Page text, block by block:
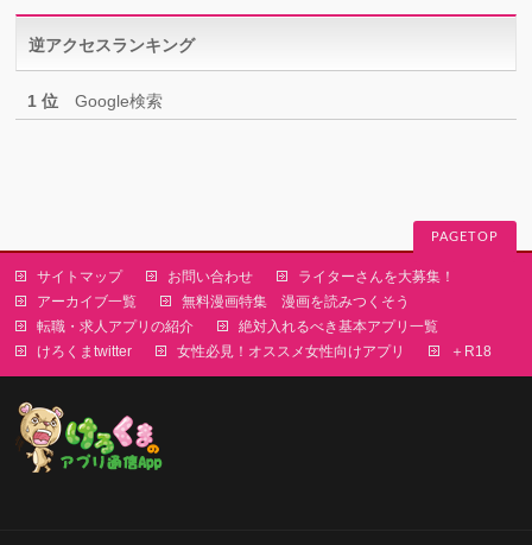
リ
ー逆アクセスランキング
1 位 Google検索
PAGETOP
サイトマップ お問い合わせ
ライターさんを大募集！
アーカイブ一覧
無料漫画特集 漫画を読みつくそう
転職・求人アプリの紹介
絶対入れるべき基本アプリ一覧
けろくまtwitter
女性必見！オススメ女性向けアプリ ＋R18